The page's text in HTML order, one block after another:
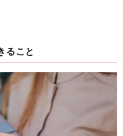
ること